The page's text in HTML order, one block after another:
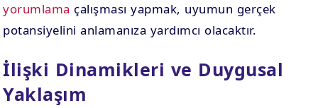
yorumlama çalışması yapmak, uyumun gerçek
potansiyelini anlamanıza yardımcı olacaktır.
İlişki Dinamikleri ve Duygusal
Yaklaşım